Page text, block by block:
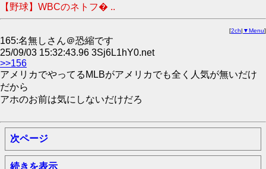
【野球】WBCのネトフ� ..
[2ch| ▼Menu]
165:名無しさん＠恐縮です
25/09/03 15:32:43.96 3Sj6L1hY0.net
>>156
アメリカでやってるMLBがアメリカでも全く人気が無いだけ
だから
アホのお前は気にしないだけだろ
次ページ
続きを表示